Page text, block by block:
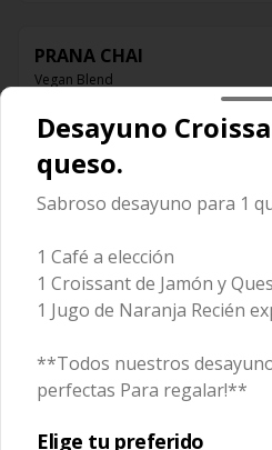
PRANA CHAI
Vegan Blend
$12.990
Pita Chips
$1.400
Desayuno
queso.
Sabroso desayuno para 1
1 Café a elección
1 Croissant de Jamón y
1 Jugo de Naranja Recién
**Todos nuestros
perfectas Para regalar!**
Elige tu preferido